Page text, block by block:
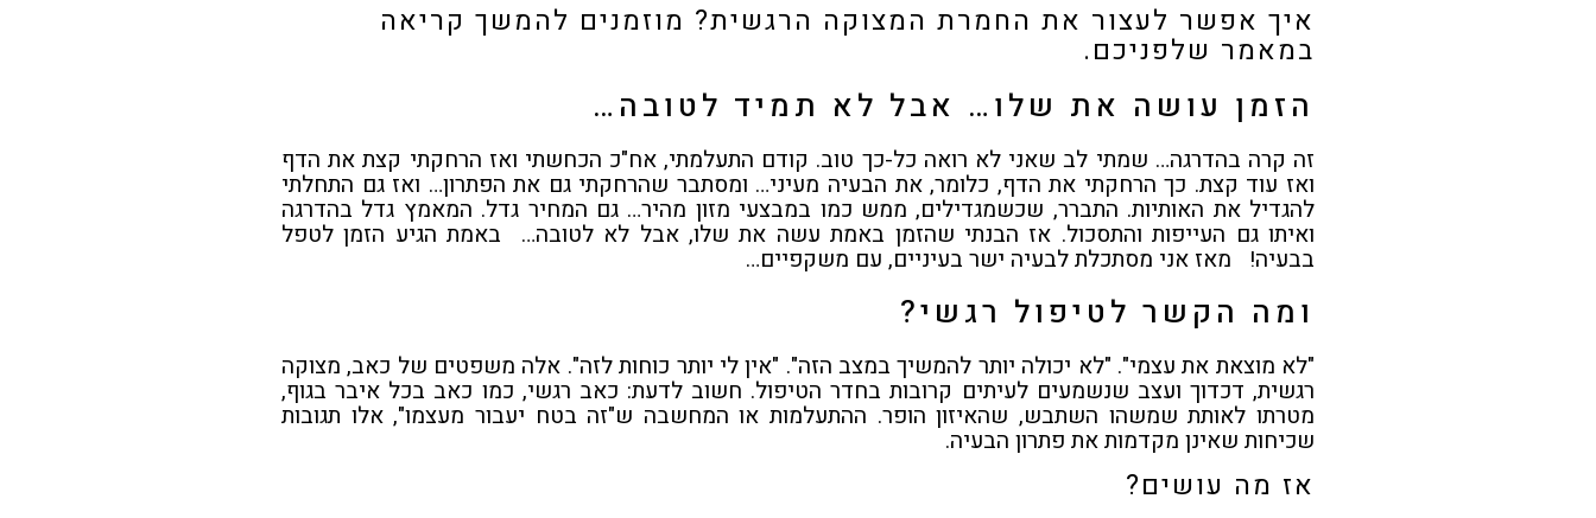
איך אפשר לעצור את החמרת המצוקה הרגשית? מוזמנים להמשך קריאה
במאמר שלפניכם.
הזמן עושה את שלו… אבל לא תמיד לטובה…
זה קרה בהדרגה… שמתי לב שאני לא רואה כל-כך טוב. קודם התעלמתי, אח"כ הכחשתי ואז הרחקתי קצת את הדף
ואז עוד קצת. כך הרחקתי את הדף, כלומר, את הבעיה מעיני… ומסתבר שהרחקתי גם את הפתרון… ואז גם התחלתי
להגדיל את האותיות. התברר, שכשמגדילים, ממש כמו במבצעי מזון מהיר… גם המחיר גדל. המאמץ גדל בהדרגה
ואיתו גם העייפות והתסכול. אז הבנתי שהזמן באמת עשה את שלו, אבל לא לטובה… באמת הגיע הזמן לטפל
בבעיה! מאז אני מסתכלת לבעיה ישר בעיניים, עם משקפיים…
ומה הקשר לטיפול רגשי?
"לא מוצאת את עצמי". "לא יכולה יותר להמשיך במצב הזה". "אין לי יותר כוחות לזה". אלה משפטים של כאב, מצוקה
רגשית, דכדוך ועצב שנשמעים לעיתים קרובות בחדר הטיפול. חשוב לדעת: כאב רגשי, כמו כאב בכל איבר בגוף,
מטרתו לאותת שמשהו השתבש, שהאיזון הופר. ההתעלמות או המחשבה ש"זה בטח יעבור מעצמו", אלו תגובות
שכיחות שאינן מקדמות את פתרון הבעיה.
אז מה עושים?